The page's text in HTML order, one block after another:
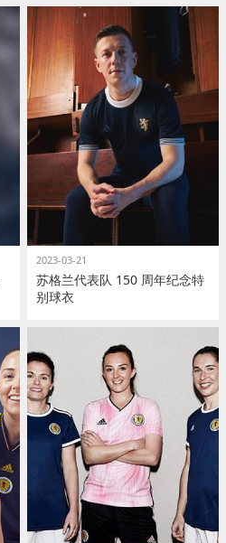
2023-03-21
苏格兰代表队 150 周年纪念特
别球衣